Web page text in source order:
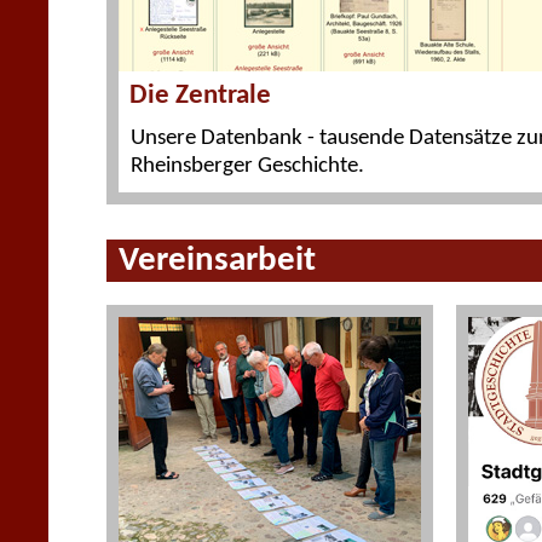
Die Zentrale
Unsere Datenbank - tausende Datensätze
Rheinsberger Geschichte.
Vereinsarbeit